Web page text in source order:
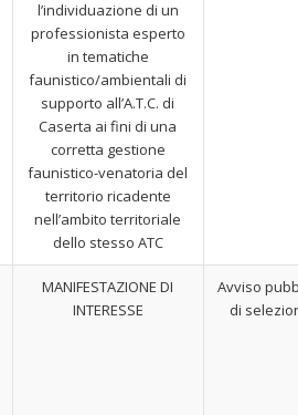
l’individuazione di un
professionista esperto
in tematiche
faunistico/ambientali di
supporto all’A.T.C. di
Caserta ai fini di una
corretta gestione
faunistico-venatoria del
territorio ricadente
nell’ambito territoriale
dello stesso ATC
MANIFESTAZIONE DI
INTERESSE
Avviso
di